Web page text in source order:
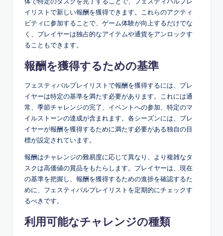
イリストで新しい報酬を獲得できます。これらのアクティ
ビティに参加することで、ゲーム体験が向上するだけでな
く、プレイヤーは独占的なアイテムや通貨をアンロックす
ることもできます。
報酬を獲得するための基準
フェスティバルプレイリストで報酬を獲得するには、プレ
イヤーは特定の基準を満たす必要があります。これには通
常、季節チャレンジの完了、イベントへの参加、特定のマ
イルストーンの達成が含まれます。各シーズンには、プレ
イヤーが報酬を獲得するために満たす必要がある独自の目
標が設定されています。
報酬はチャレンジの難易度に応じて異なり、より複雑なタ
スクは高価値の賞品をもたらします。プレイヤーは、現在
の基準を把握し、報酬を獲得するための進捗を確認するた
めに、フェスティバルプレイリストを定期的にチェックす
るべきです。
利用可能なチャレンジの種類